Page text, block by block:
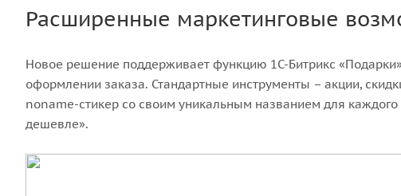
Расширенные маркетинговые
Новое решение поддерживает функцию 1С-Битрикс
оформлении заказа. Стандартные инструменты – акции,
noname-стикер со своим уникальным названием для
дешевле».